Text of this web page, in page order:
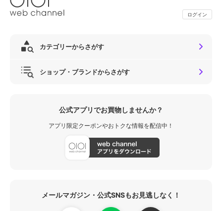
ログイン
カテゴリーからさがす
ショップ・ブランドからさがす
公式アプリでお買物しませんか？
アプリ限定クーポンやおトクな情報を配信中！
メールマガジン・公式SNSもお見逃しなく！